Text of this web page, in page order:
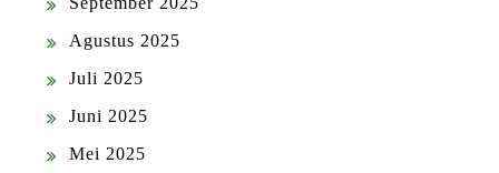
Agustus 2025
Juli 2025
Juni 2025
Mei 2025